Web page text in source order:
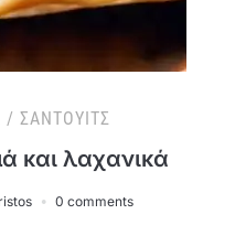
ΣΆΝΤΟΥΙΤΣ
και λαχανικά
0 comments